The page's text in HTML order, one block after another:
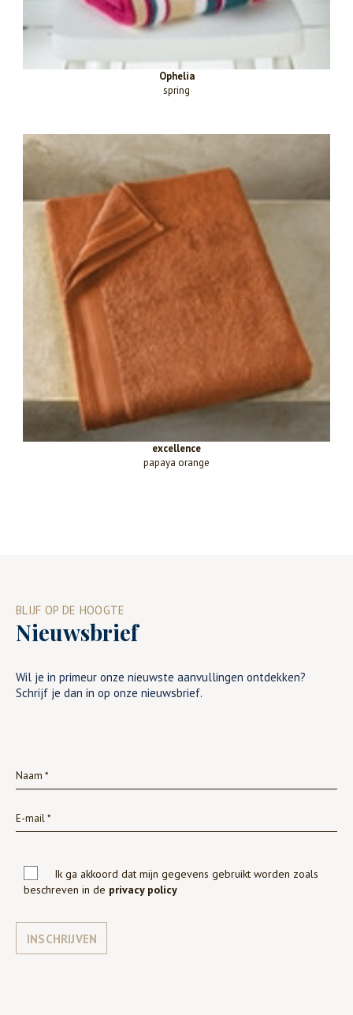
Ophelia
spring
excellence
papaya orange
BLIJF OP DE HOOGTE
Nieuwsbrief
Wil je in primeur onze nieuwste aanvullingen ontdekken?
Schrijf je dan in op onze nieuwsbrief.
Ik ga akkoord dat mijn gegevens gebruikt worden zoals
beschreven in de privacy policy
INSCHRIJVEN